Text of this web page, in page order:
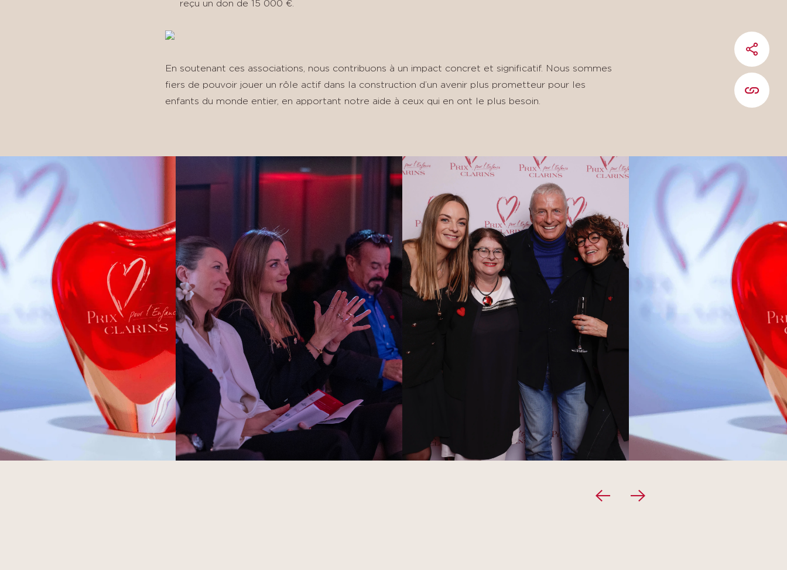
COPIER
reçu un don de 15 000 €.
En soutenant ces associations, nous contribuons à un impact concret et significatif. Nous sommes
fiers de pouvoir jouer un rôle actif dans la construction d’un avenir plus prometteur pour les
enfants du monde entier, en apportant notre aide à ceux qui en ont le plus besoin.